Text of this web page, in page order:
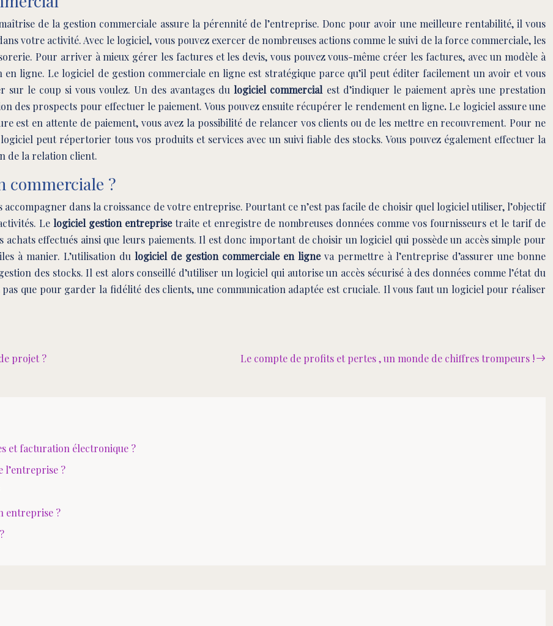
de la gestion commerciale assure la pérennité de l’entreprise. Donc pour avoir une meilleure rentabilité, il vous
votre activité. Avec le logiciel, vous pouvez exercer de nombreuses actions comme le suivi de la force commerciale, les
Pour arriver à mieux gérer les factures et les devis, vous pouvez vous-même créer les factures, avec un modèle à
ligne. Le logiciel de gestion commerciale en ligne est stratégique parce qu’il peut éditer facilement un avoir et vous
sur le coup si vous voulez. Un des avantages dulogiciel commercial est d’indiquer le paiement après une prestation
des prospects pour effectuer le paiement. Vous pouvez ensuite récupérer le rendement en ligne. Le logiciel assure une
est en attente de paiement, vous avez la possibilité de relancer vos clients ou de les mettre en recouvrement. Pour ne
peut répertorier tous vos produits et services avec un suivi fiable des stocks. Vous pouvez également effectuer la
de la relation client.
commerciale ?
accompagner dans la croissance de votre entreprise. Pourtant ce n’est pas facile de choisir quel logiciel utiliser, l’objectif
Le logiciel gestion entreprisetraite et enregistre de nombreuses données comme vos fournisseurs et le tarif de
effectués ainsi que leurs paiements. Il est donc important de choisir un logiciel qui possède un accès simple pour
à manier. L’utilisation du logiciel de gestion commerciale en ligne va permettre à l’entreprise d’assurer une bonne
des stocks. Il est alors conseillé d’utiliser un logiciel qui autorise un accès sécurisé à des données comme l’état du
que pour garder la fidélité des clients, une communication adaptée est cruciale. Il vous faut un logiciel pour réaliser
projet ? Le compte de profits et pertes , un monde de chiffres trompeurs !
et facturation électronique ?
l’entreprise ?
entreprise ?